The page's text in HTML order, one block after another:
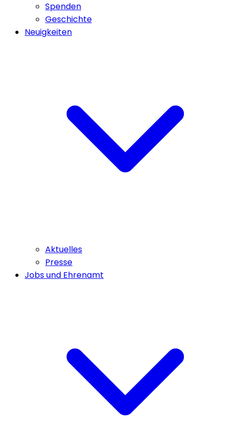
Spenden
Geschichte
Neuigkeiten
Aktuelles
Presse
Jobs und Ehrenamt